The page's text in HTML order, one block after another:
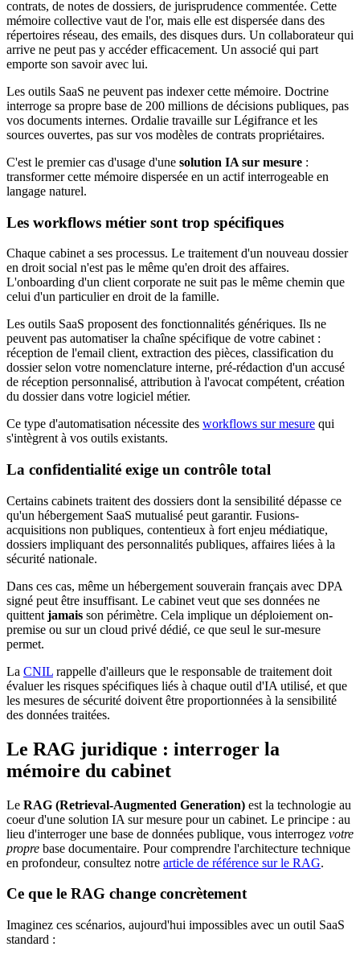
contrats, de notes de dossiers, de jurisprudence commentée. Cette
mémoire collective vaut de l'or, mais elle est dispersée dans des
répertoires réseau, des emails, des disques durs. Un collaborateur qui
arrive ne peut pas y accéder efficacement. Un associé qui part
emporte son savoir avec lui.
Les outils SaaS ne peuvent pas indexer cette mémoire. Doctrine
interroge sa propre base de 200 millions de décisions publiques, pas
vos documents internes. Ordalie travaille sur Légifrance et les
sources ouvertes, pas sur vos modèles de contrats propriétaires.
C'est le premier cas d'usage d'une solution IA sur mesure :
transformer cette mémoire dispersée en un actif interrogeable en
langage naturel.
Les workflows métier sont trop spécifiques
Chaque cabinet a ses processus. Le traitement d'un nouveau dossier
en droit social n'est pas le même qu'en droit des affaires.
L'onboarding d'un client corporate ne suit pas le même chemin que
celui d'un particulier en droit de la famille.
Les outils SaaS proposent des fonctionnalités génériques. Ils ne
peuvent pas automatiser la chaîne spécifique de votre cabinet :
réception de l'email client, extraction des pièces, classification du
dossier selon votre nomenclature interne, pré-rédaction d'un accusé
de réception personnalisé, attribution à l'avocat compétent, création
du dossier dans votre logiciel métier.
Ce type d'automatisation nécessite des workflows sur mesure qui
s'intègrent à vos outils existants.
La confidentialité exige un contrôle total
Certains cabinets traitent des dossiers dont la sensibilité dépasse ce
qu'un hébergement SaaS mutualisé peut garantir. Fusions-
acquisitions non publiques, contentieux à fort enjeu médiatique,
dossiers impliquant des personnalités publiques, affaires liées à la
sécurité nationale.
Dans ces cas, même un hébergement souverain français avec DPA
signé peut être insuffisant. Le cabinet veut que ses données ne
quittent jamais son périmètre. Cela implique un déploiement on-
premise ou sur un cloud privé dédié, ce que seul le sur-mesure
permet.
La CNIL rappelle d'ailleurs que le responsable de traitement doit
évaluer les risques spécifiques liés à chaque outil d'IA utilisé, et que
les mesures de sécurité doivent être proportionnées à la sensibilité
des données traitées.
Le RAG juridique : interroger la
mémoire du cabinet
Le RAG (Retrieval-Augmented Generation) est la technologie au
coeur d'une solution IA sur mesure pour un cabinet. Le principe : au
lieu d'interroger une base de données publique, vous interrogez votre
propre base documentaire. Pour comprendre l'architecture technique
en profondeur, consultez notre article de référence sur le RAG.
Ce que le RAG change concrètement
Imaginez ces scénarios, aujourd'hui impossibles avec un outil SaaS
standard :